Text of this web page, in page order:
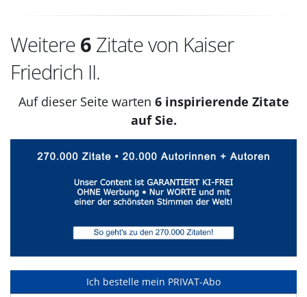
Weitere 6 Zitate von Kaiser
Friedrich II.
Auf dieser Seite warten 6 inspirierende Zitate
auf Sie.
Ich bestelle mein PRIVAT-Abo